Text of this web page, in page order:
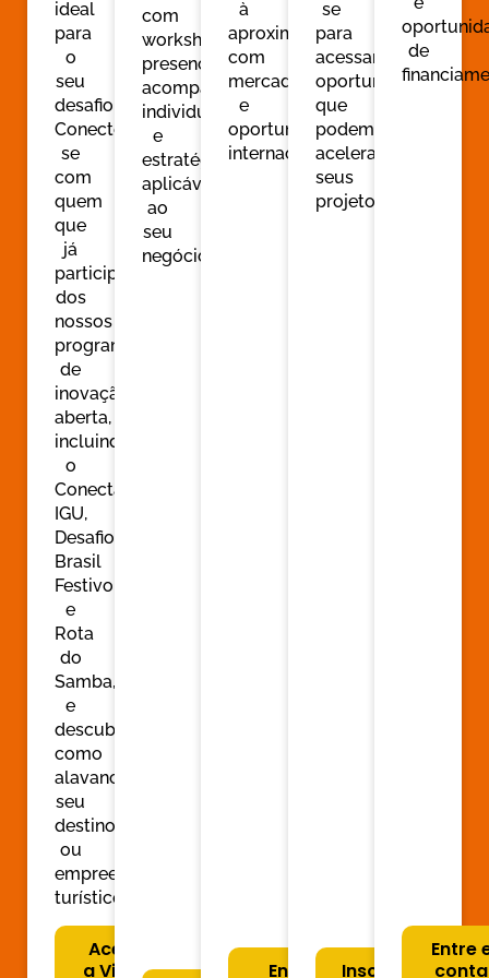
ideal
para
o
seu
desafio.
Conecte-
se
com
quem
que
já
participou
dos
nossos
programas
de
inovação
aberta,
incluindo
o
Conecta-
IGU,
Desafio
Brasil
Festivo
e
Rota
do
Samba,
e
descubra
como
alavancar
seu
destino
ou
empreendimento
turístico.
Acesse
a Vitrine
com
workshops
presenciais,
acompanhamento
individual
e
estratégias
aplicáveis
ao
seu
negócio
à
aproximação
com
mercados
e
oportunidades
internacionais.
Entre
se
para
acessar
oportunidades
que
podem
acelerar
seus
projetos
Inscreva-
de
Entre